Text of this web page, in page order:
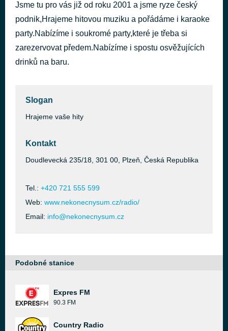
911
R3HAB
We've Got It Goin' On
Backstreet Boys
před 40 minutami
Get Busy
Sean Paul
Jsme tu pro vás již od roku 2001 a jsme ryze český
podnik,Hrajeme hitovou muziku a pořádáme i karaoke
party.Nabízíme i soukromé party,které je třeba si
zarezervovat předem.Nabízíme i spostu osvěžujících
drinků na baru.
Slogan
Hrajeme vaše hity
Kontakt
Doudlevecká 235/18, 301 00, Plzeň, Česká Republika
Tel.: +420 721 555 599
Web: www.nekonecnysum.cz/radio/
Email: info@nekonecnysum.cz
Podobné stanice
Expres FM
90.3 FM
Country Radio